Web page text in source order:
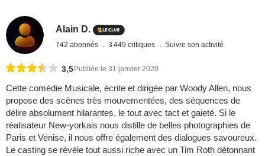
Alain D.
742 abonnés 3 449 critiques Suivre son activité
3,5Publiée le 31 janvier 2020
Cette comédie Musicale, écrite et dirigée par Woody Allen, nous
propose des scènes très mouvementées, des séquences de
délire absolument hilarantes, le tout avec tact et gaieté. Si le
réalisateur New-yorkais nous distille de belles photographies de
Paris et Venise, il nous offre également des dialogues savoureux.
Le casting se révèle tout aussi riche avec un Tim Roth détonnant